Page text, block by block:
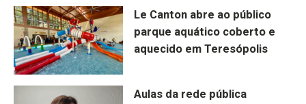
Le Canton abre ao público
parque aquático coberto e
aquecido em Teresópolis
Aulas da rede pública